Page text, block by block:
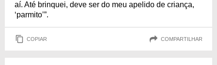
aí. Até brinquei, deve ser do meu apelido de criança,
‘parmito’”.
COPIAR COMPARTILHAR